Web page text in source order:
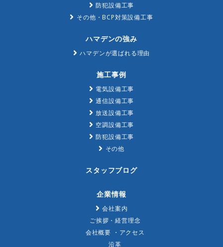
防犯設備工事
その他・BCP対策設備工事
ハマデンの強み
ハマデンが選ばれる理由
施工事例
電気設備工事
通信設備工事
放送設備工事
空調設備工事
防犯設備工事
その他
スタッフブログ
企業情報
会社案内
ご挨拶・経営理念
会社概要 ・アクセス
沿革